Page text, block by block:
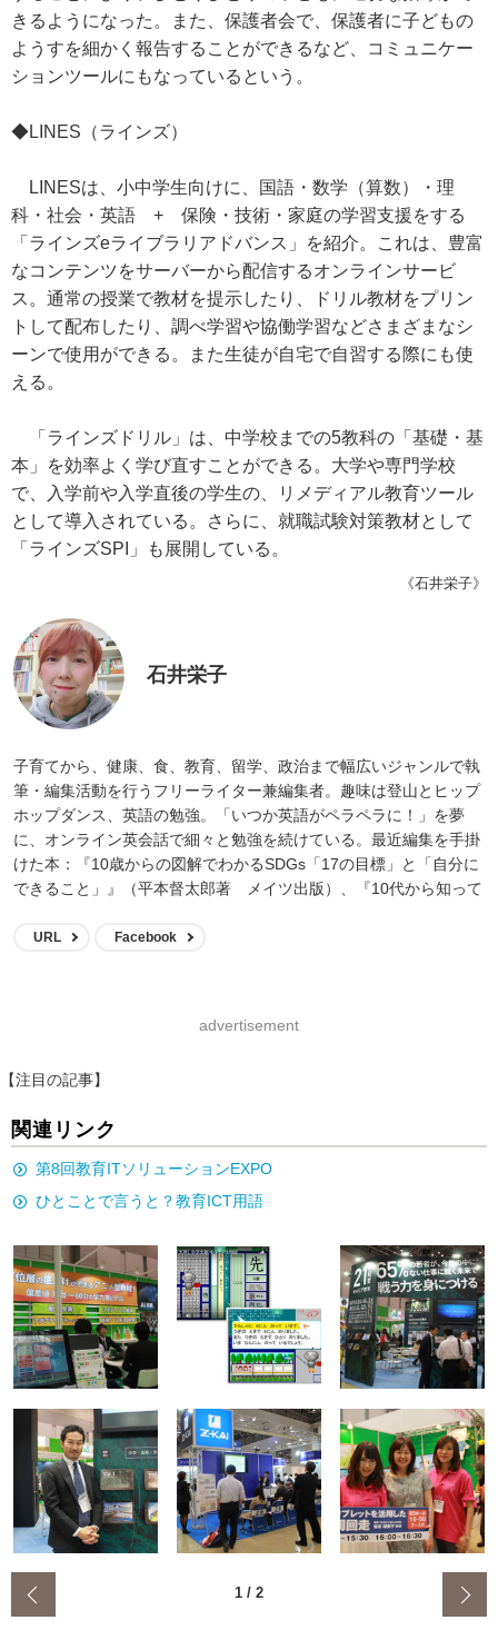
きるようになった。また、保護者会で、保護者に子どもの
ようすを細かく報告することができるなど、コミュニケー
ションツールにもなっているという。
◆LINES（ラインズ）
LINESは、小中学生向けに、国語・数学（算数）・理
科・社会・英語 + 保険・技術・家庭の学習支援をする
「ラインズeライブラリアドバンス」を紹介。これは、豊富
なコンテンツをサーバーから配信するオンラインサービ
ス。通常の授業で教材を提示したり、ドリル教材をプリン
トして配布したり、調べ学習や協働学習などさまざまなシ
ーンで使用ができる。また生徒が自宅で自習する際にも使
える。
「ラインズドリル」は、中学校までの5教科の「基礎・基
本」を効率よく学び直すことができる。大学や専門学校
で、入学前や入学直後の学生の、リメディアル教育ツール
として導入されている。さらに、就職試験対策教材として
「ラインズSPI」も展開している。
《石井栄子》
石井栄子
子育てから、健康、食、教育、留学、政治まで幅広いジャンルで執
筆・編集活動を行うフリーライター兼編集者。趣味は登山とヒップ
ホップダンス、英語の勉強。「いつか英語がペラペラに！」を夢
に、オンライン英会話で細々と勉強を続けている。最近編集を手掛
けた本：『10歳からの図解でわかるSDGs「17の目標」と「自分に
できること」』（平本督太郎著 メイツ出版）、『10代から知って
ツメ社）『13歳からの著作権 正しく使う・作る・発信するための
URL Facebook
advertisement
【注目の記事】
関連リンク
第8回教育ITソリューションEXPO
ひとことで言うと？教育ICT用語
1 / 2